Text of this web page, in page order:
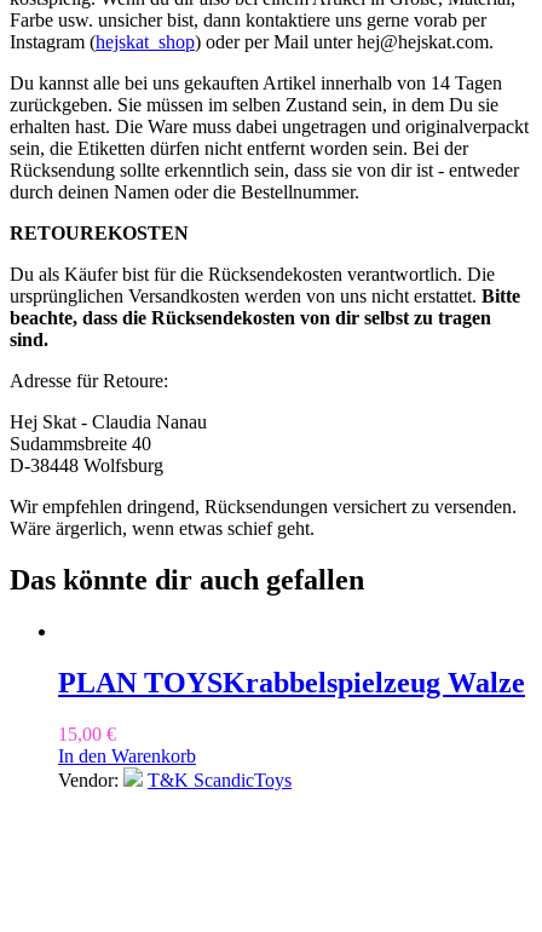
Farbe usw. unsicher bist, dann kontaktiere uns gerne vorab per
Instagram (hejskat_shop) oder per Mail unterhej@hejskat.com.
Du kannst alle bei uns gekauften Artikel innerhalb von 14 Tagen
zurückgeben. Sie müssen im selben Zustand sein, in dem Du sie
erhalten hast. Die Ware muss dabei ungetragen und originalverpackt
sein, die Etiketten dürfen nicht entfernt worden sein. Bei der
Rücksendung sollte erkenntlich sein, dass sie von dir ist - entweder
durch deinen Namen oder die Bestellnummer.
RETOUREKOSTEN
Du als Käufer bist für die Rücksendekosten verantwortlich. Die
ursprünglichen Versandkosten werden von uns nicht erstattet. Bitte
beachte, dass die Rücksendekosten von dir selbst zu tragen
sind.
Adresse für Retoure:
Hej Skat - Claudia Nanau
Sudammsbreite 40
D-38448 Wolfsburg
Wir empfehlen dringend, Rücksendungen versichert zu versenden.
Wäre ärgerlich, wenn etwas schief geht.
Das könnte dir auch gefallen
PLAN TOYSKrabbelspielzeug Walze
15,00 €
In den Warenkorb
Vendor:
T&K ScandicToys